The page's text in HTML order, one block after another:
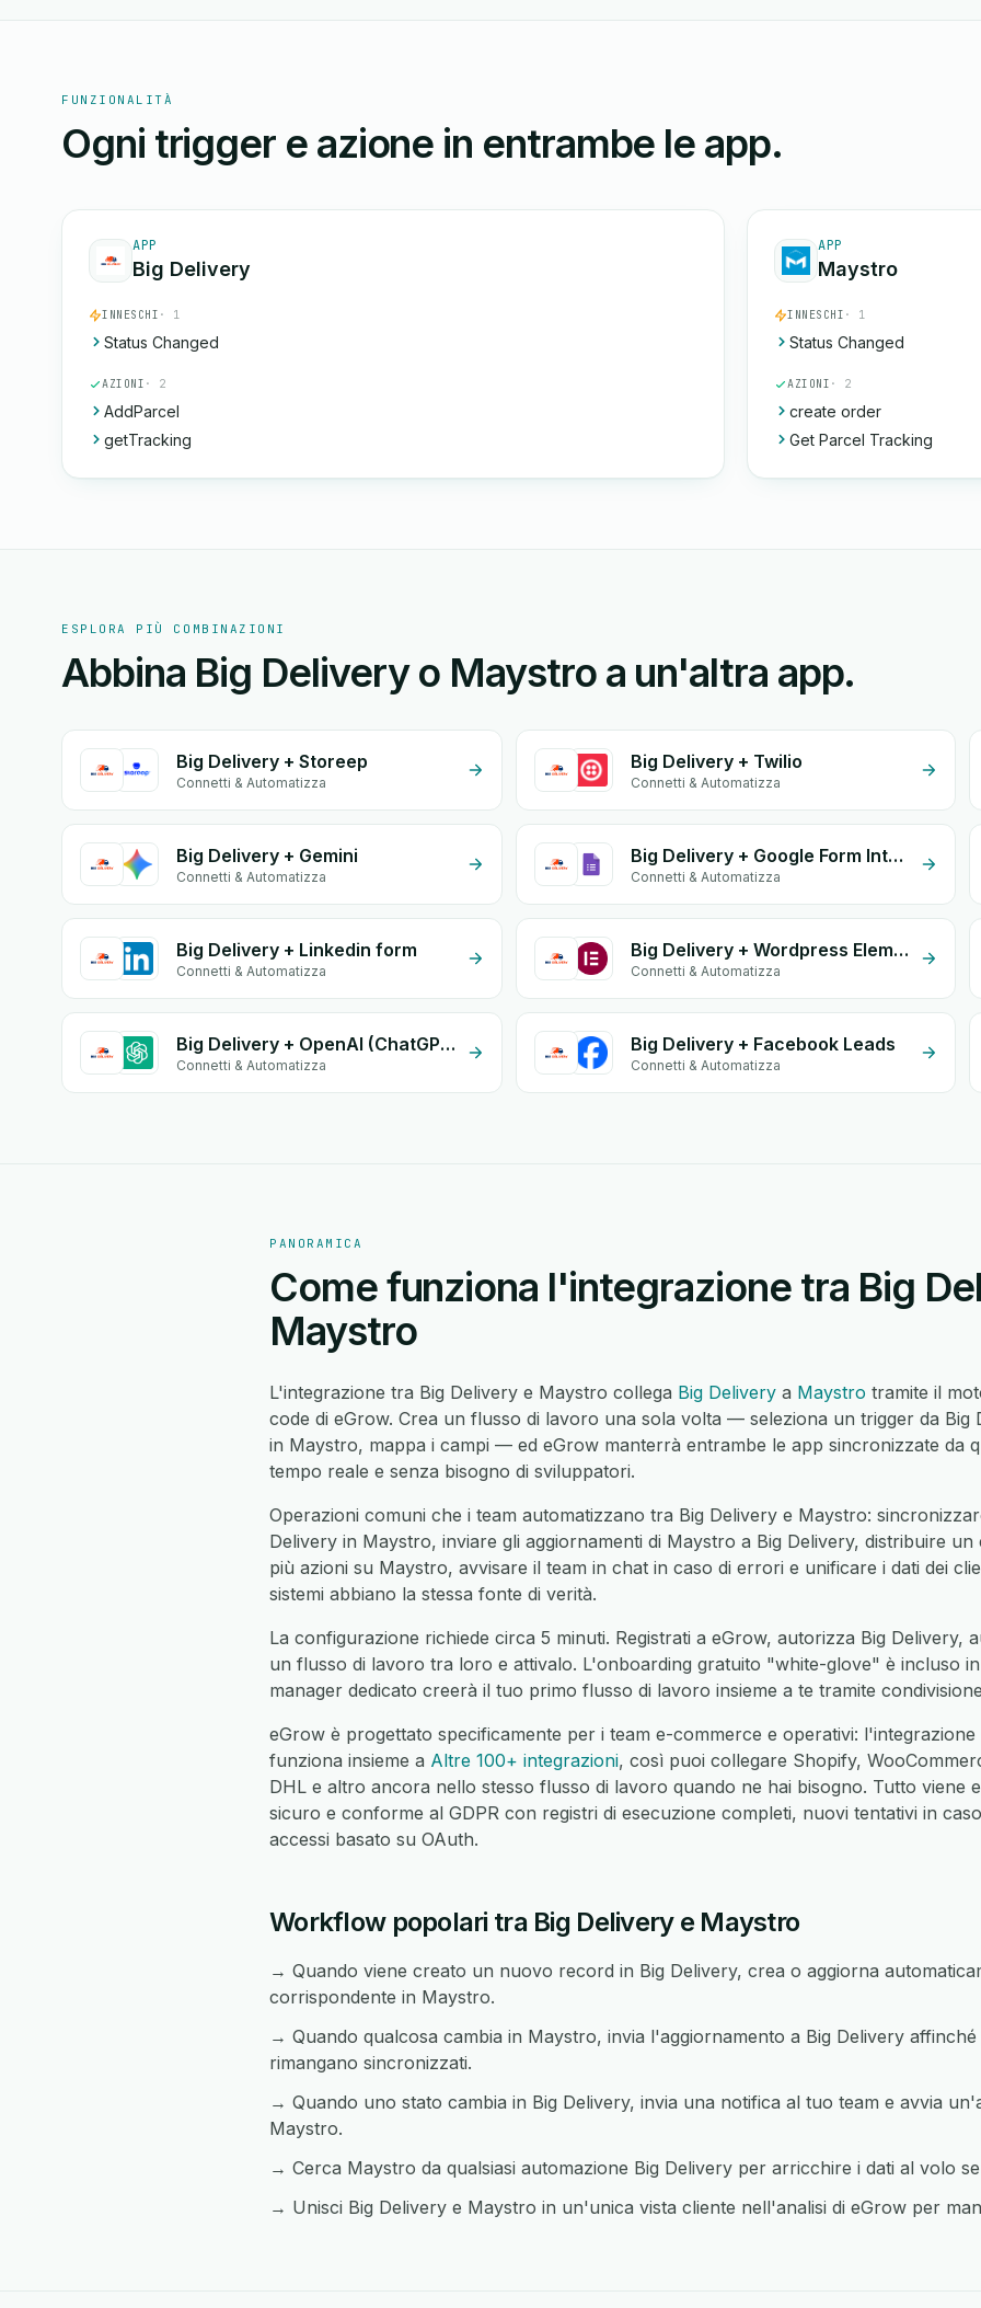
FUNZIONALITÀ
Ogni trigger e azione in entrambe le app.
APP
Big Delivery
INNESCHI · 1
Status Changed
AZIONI · 2
AddParcel
getTracking
APP
Maystro
INNESCHI · 1
Status Changed
AZIONI · 2
create order
Get Parcel Tracking
ESPLORA PIÙ COMBINAZIONI
Abbina Big Delivery o Maystro a un'altra app.
Big Delivery + Storeep
Connetti & Automatizza
Big Delivery + Twilio
Connetti & Automatizza
Big Delivery + Gemini
Connetti & Automatizza
Big Delivery + Google Form Integration
Connetti & Automatizza
Big Delivery + Linkedin form
Connetti & Automatizza
Big Delivery + Wordpress Elementor
Connetti & Automatizza
Big Delivery + OpenAI (ChatGPT)
Connetti & Automatizza
Big Delivery + Facebook Leads
Connetti & Automatizza
PANORAMICA
Come funziona l'integrazione tra Big
Maystro
L'integrazione tra Big Delivery e Maystro collega Big Delivery a Maystro tramite il
code di eGrow. Crea un flusso di lavoro una sola volta — seleziona un trigger da Big
in Maystro, mappa i campi — ed eGrow manterrà entrambe le app sincronizzate da
tempo reale e senza bisogno di sviluppatori.
Operazioni comuni che i team automatizzano tra Big Delivery e Maystro:
Delivery in Maystro, inviare gli aggiornamenti di Maystro a Big Delivery, distribuire un
più azioni su Maystro, avvisare il team in chat in caso di errori e unificare i dati dei
sistemi abbiano la stessa fonte di verità.
La configurazione richiede circa 5 minuti. Registrati a eGrow, autorizza Big Delivery,
un flusso di lavoro tra loro e attivalo. L'onboarding gratuito "white-glove" è incluso
manager dedicato creerà il tuo primo flusso di lavoro insieme a te tramite
eGrow è progettato specificamente per i team e-commerce e operativi:
funziona insieme a Altre 100+ integrazioni, così puoi collegare Shopify,
DHL e altro ancora nello stesso flusso di lavoro quando ne hai bisogno. Tutto viene
sicuro e conforme al GDPR con registri di esecuzione completi, nuovi tentativi in
accessi basato su OAuth.
Workflow popolari tra Big Delivery e Maystro
→ Quando viene creato un nuovo record in Big Delivery, crea o aggiorna
corrispondente in Maystro.
→ Quando qualcosa cambia in Maystro, invia l'aggiornamento a Big Delivery affinché
rimangano sincronizzati.
→ Quando uno stato cambia in Big Delivery, invia una notifica al tuo team e avvia
Maystro.
→ Cerca Maystro da qualsiasi automazione Big Delivery per arricchire i dati al volo
→ Unisci Big Delivery e Maystro in un'unica vista cliente nell'analisi di eGrow per